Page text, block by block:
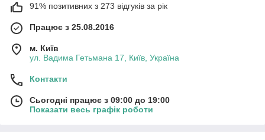
91% позитивних з 273 відгуків за рік
Працює з 25.08.2016
м. Київ
ул. Вадима Гетьмана 17, Київ, Україна
Контакти
Сьогодні працює з 09:00 до 19:00
Показати весь графік роботи